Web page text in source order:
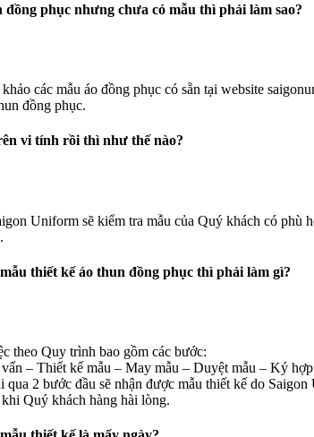
phục nhưng chưa có mẫu thì phải làm sao?
các mẫu áo đồng phục có sẵn tại website
đồng phục.
vi tính rồi thì như thế nào?
Uniform sẽ kiểm tra mẫu của Quý khách có
thiết kế áo thun đồng phục thì phải làm gì?
theo Quy trình bao gồm các bước:
– Thiết kế mẫu – May mẫu – Duyệt mẫu – Ký
qua 2 bước đầu sẽ nhận được mẫu thiết kế do
Quý khách hàng hài lòng.